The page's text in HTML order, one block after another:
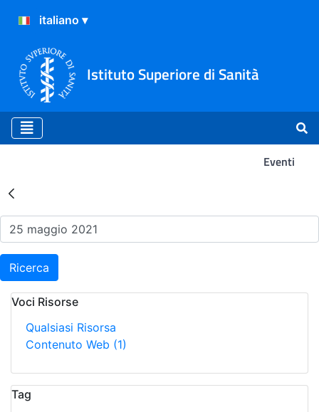
Istituto Superiore di Sanità
Eventi
Risultati della Ricerca -
Ricerca
Voci Risorse
Qualsiasi Risorsa
Contenuto Web (1)
Tag